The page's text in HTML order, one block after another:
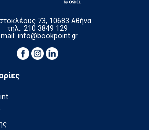
73, 10683 Αθήνα
τηλ.: 210 3849 129
info@bookpoint.gr